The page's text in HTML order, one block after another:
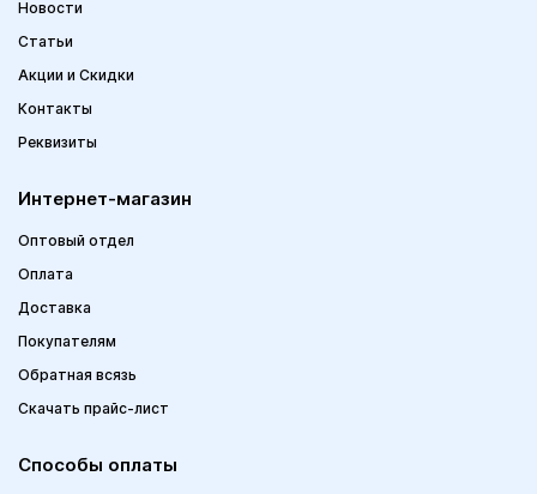
Новости
Статьи
Акции и Скидки
Контакты
Реквизиты
Интернет-магазин
Оптовый отдел
Оплата
Доставка
Покупателям
Обратная всязь
Скачать прайс-лист
Способы оплаты